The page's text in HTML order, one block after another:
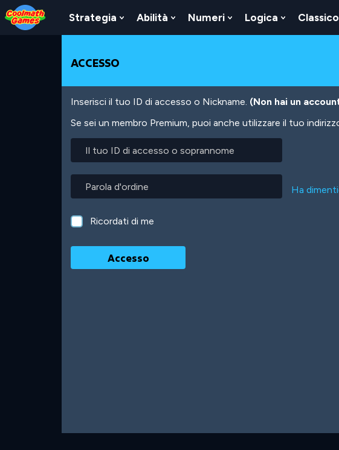
Skip
to
Top
Skip
to
Navigation
Skip
to
Main
Skip
to
Footer
Salta
al
contenuto
Strategia
Show
Submenu
Abilità
Show
Submenu
Numeri
Show
Submenu
Logica
Show
Submenu
Classico
ACCESSO
Inserisci il tuo ID di accesso o Nickname. (Non hai un
Se sei un membro Premium, puoi anche utilizzare il tuo
tuo
di
accesso
o
soprannome
d'ordine
Ha
Ricordati di me